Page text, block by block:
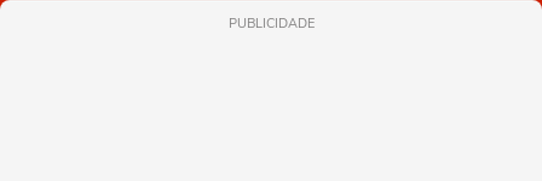
PUBLICIDADE